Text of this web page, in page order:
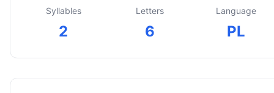
Syllables
2
Letters
6
Language
PL